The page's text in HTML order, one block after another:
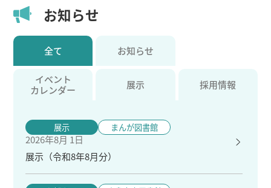
お知らせ
全て お知らせ
イベント
カレンダー
展示 採用情報
展示 まんが図書館
2026年8月 1日
展示（令和8年8月分）